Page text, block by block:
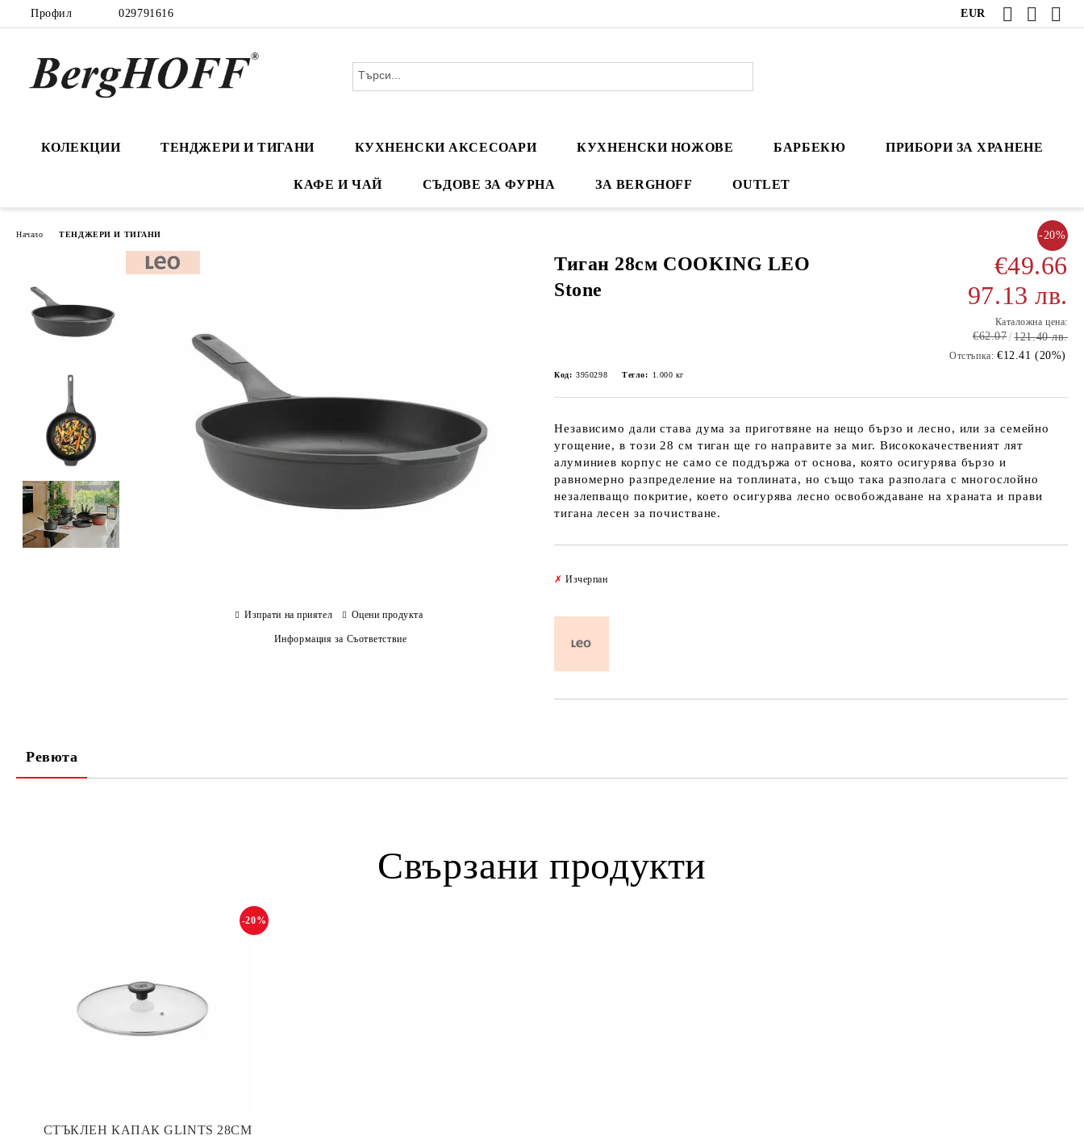
Профил 029791616 EUR
КОЛЕКЦИИ ТЕНДЖЕРИ И ТИГАНИ КУХНЕНСКИ АКСЕСОАРИ КУХНЕНСКИ НОЖОВЕ БАРБЕКЮ ПРИБОРИ ЗА ХРАНЕНЕ
КАФЕ И ЧАЙ СЪДОВЕ ЗА ФУРНА ЗА BERGHOFF OUTLET
Начало ТЕНДЖЕРИ И ТИГАНИ
Тиган 28см COOKING LEO
Stone
-20%
€49.66
97.13 лв.
Каталожна цена:
€62.07 121.40 лв.
Отстъпка: €12.41 (20%)
Код: 3950298 Тегло: 1.000 кг
Независимо дали става дума за приготвяне на нещо бързо и лесно, или за семейно
угощение, в този 28 см тиган ще го направите за миг. Висококачественият лят
алуминиев корпус не само се поддържа от основа, която осигурява бързо и
равномерно разпределение на топлината, но също така разполага с многослойно
незалепващо покритие, което осигурява лесно освобождаване на храната и прави
тигана лесен за почистване.
✗ Изчерпан
Изпрати на приятел Оцени продукта
Информация за Съответствие
Ревюта
Свързани продукти
СТЪКЛЕН КАПАК GLINTS 28СМ
-20%